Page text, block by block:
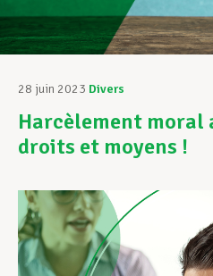
Assistance au Travail
Vos droits
Assistance en vie
Développement
28 juin 2023 Divers
Harcèlement moral
droits et moyens !